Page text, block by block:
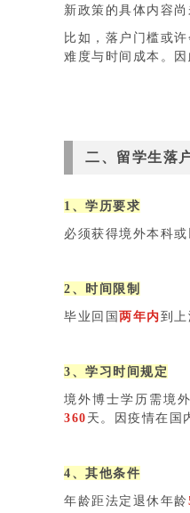
新政策的具体内容
比如，落户门槛或
难度与时间成本。
二、留学生落
1、学历要求
必须获得境外本科
2、时间限制
毕业回国 两年内到
3、学习时间规定
境外博士学历需境
360 天。因疫情在国
4、其他条件
年龄距法定退休年龄